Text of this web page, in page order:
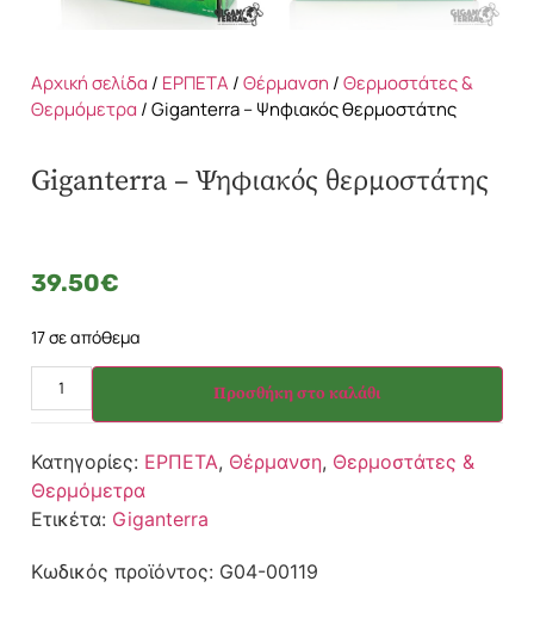
Αρχική σελίδα / ΕΡΠΕΤΑ /Θέρμανση /Θερμοστάτες &
Θερμόμετρα / Giganterra – Ψηφιακός θερμοστάτης
Giganterra – Ψηφιακός θερμοστάτης
39.50€
17 σε απόθεμα
Προσθήκη στο καλάθι
Κατηγορίες: ΕΡΠΕΤΑ, Θέρμανση, Θερμοστάτες &
Θερμόμετρα
Ετικέτα: Giganterra
Κωδικός προϊόντος: G04-00119